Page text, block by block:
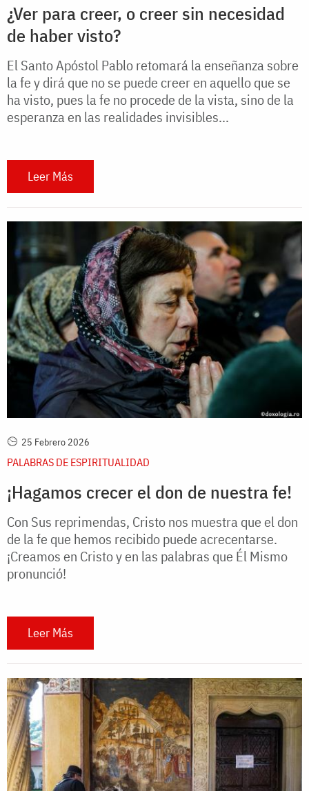
¿Ver para creer, o creer sin necesidad
de haber visto?
El Santo Apóstol Pablo retomará la enseñanza sobre
la fe y dirá que no se puede creer en aquello que se
ha visto, pues la fe no procede de la vista, sino de la
esperanza en las realidades invisibles...
Leer Más
25 Febrero 2026
PALABRAS DE ESPIRITUALIDAD
¡Hagamos crecer el don de nuestra fe!
Con Sus reprimendas, Cristo nos muestra que el don
de la fe que hemos recibido puede acrecentarse.
¡Creamos en Cristo y en las palabras que Él Mismo
pronunció!
Leer Más